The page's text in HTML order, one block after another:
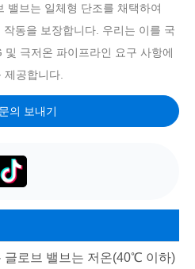
밸브는 일체형 단조를 채택하여
동을 보장합니다. 우리는 이를 국
극저온 파이프라인 요구 사항에
공합니다.
문의 보내기
글로브 밸브는 저온(40℃ 이하)